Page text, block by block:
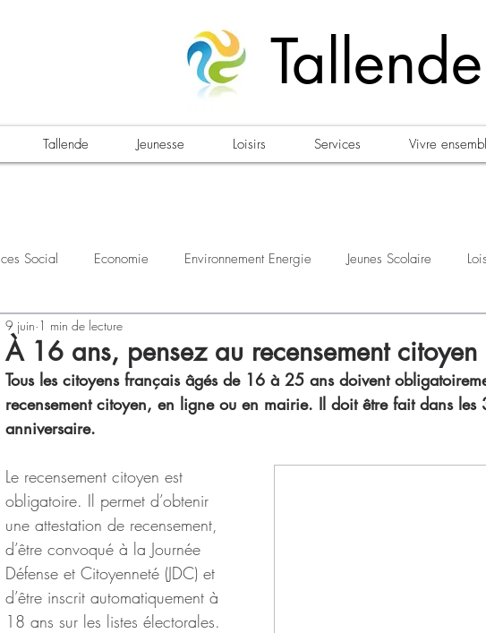
Tallende
Tallende Jeunesse Loisirs Services Vivre
Social Economie Environnement Energie Jeunes Scolaire
19 Culture Manifestations
À 16 ans, pensez au recensement citoyen
9 juin 1 min de lecture
Tous les citoyens français âgés de 16 à 25 ans doivent
recensement citoyen, en ligne ou en mairie. Il doit être fait dans
anniversaire.
Le recensement citoyen est
obligatoire. Il permet d’obtenir
une attestation de recensement,
d’être convoqué à la Journée
Défense et Citoyenneté (JDC) et
d’être inscrit automatiquement à
18 ans sur les listes électorales.